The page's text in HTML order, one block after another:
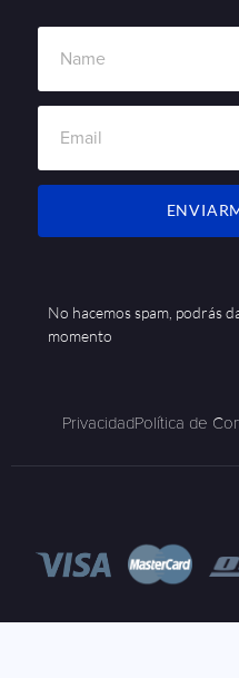
No hacemos spam, podrás
momento
PrivacidadPolítica de